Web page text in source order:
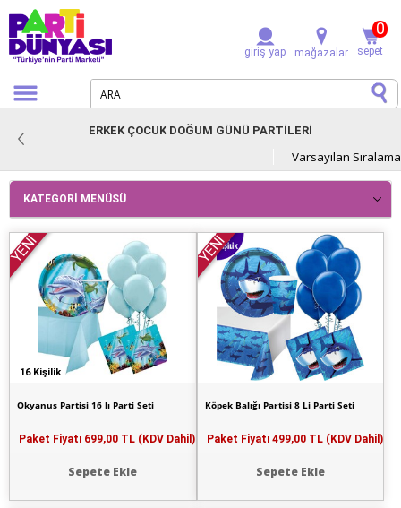
giriş yap mağazalar sepet
0
ERKEK ÇOCUK DOĞUM GÜNÜ PARTİLERİ
KATEGORI MENÜSÜ
16 Kişilik
YENİ
Okyanus Partisi 16 lı Parti Seti
Paket Fiyatı 699,00 TL (KDV Dahil)
Sepete Ekle
YENİ
Köpek Balığı Partisi 8 Li Parti Seti
Paket Fiyatı 499,00 TL (KDV Dahil)
Sepete Ekle